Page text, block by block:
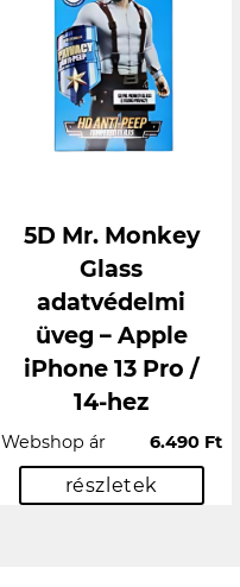
5D Mr. Monkey
Glass
adatvédelmi
üveg – Apple
iPhone 13 Pro /
14-hez
Webshop ár 6.490 Ft
részletek